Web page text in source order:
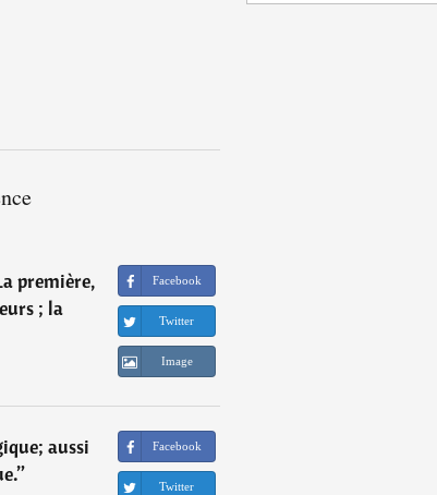
première,
; la
Facebook
Twitter
Image
aussi
”
Facebook
Twitter